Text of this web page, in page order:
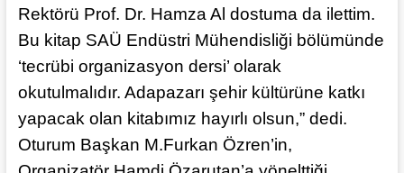
Rektörü Prof. Dr. Hamza Al dostuma da ilettim.
Bu kitap SAÜ Endüstri Mühendisliği bölümünde
‘tecrübi organizasyon dersi’ olarak
okutulmalıdır. Adapazarı şehir kültürüne katkı
yapacak olan kitabımız hayırlı olsun,” dedi.
Oturum Başkan M.Furkan Özren’in,